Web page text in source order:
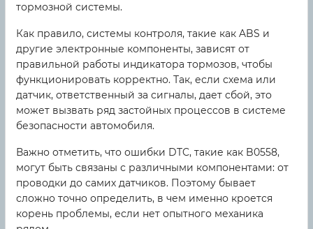
тормозной системы.
Как правило, системы контроля, такие как ABS и
другие электронные компоненты, зависят от
правильной работы индикатора тормозов, чтобы
функционировать корректно. Так, если схема или
датчик, ответственный за сигналы, дает сбой, это
может вызвать ряд застойных процессов в системе
безопасности автомобиля.
Важно отметить, что ошибки DTC, такие как B0558,
могут быть связаны с различными компонентами: от
проводки до самих датчиков. Поэтому бывает
сложно точно определить, в чем именно кроется
корень проблемы, если нет опытного механика